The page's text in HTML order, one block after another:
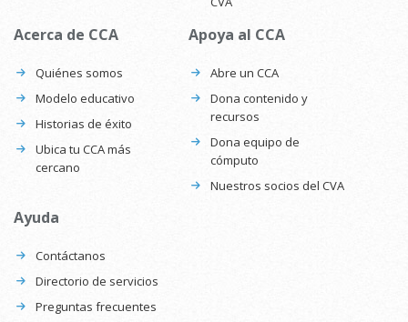
Acerca de CCA
Quiénes somos
Modelo educativo
Historias de éxito
Ubica tu CCA más
cercano
Apoya al CCA
Abre un CCA
Dona contenido y
recursos
Dona equipo de
cómputo
Nuestros socios del CVA
Ayuda
Contáctanos
Directorio de servicios
Preguntas frecuentes